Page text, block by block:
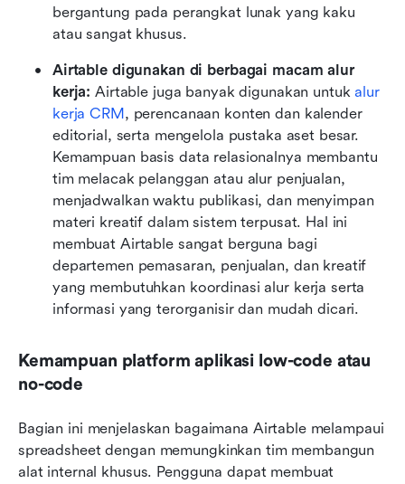
bergantung pada perangkat lunak yang kaku
atau sangat khusus.
Airtable digunakan di berbagai macam alur
kerja: Airtable juga banyak digunakan untuk alur
kerja CRM, perencanaan konten dan kalender
editorial, serta mengelola pustaka aset besar.
Kemampuan basis data relasionalnya membantu
tim melacak pelanggan atau alur penjualan,
menjadwalkan waktu publikasi, dan menyimpan
materi kreatif dalam sistem terpusat. Hal ini
membuat Airtable sangat berguna bagi
departemen pemasaran, penjualan, dan kreatif
yang membutuhkan koordinasi alur kerja serta
informasi yang terorganisir dan mudah dicari.
Kemampuan platform aplikasi low-code atau
no-code
Bagian ini menjelaskan bagaimana Airtable melampaui
spreadsheet dengan memungkinkan tim membangun
alat internal khusus. Pengguna dapat membuat